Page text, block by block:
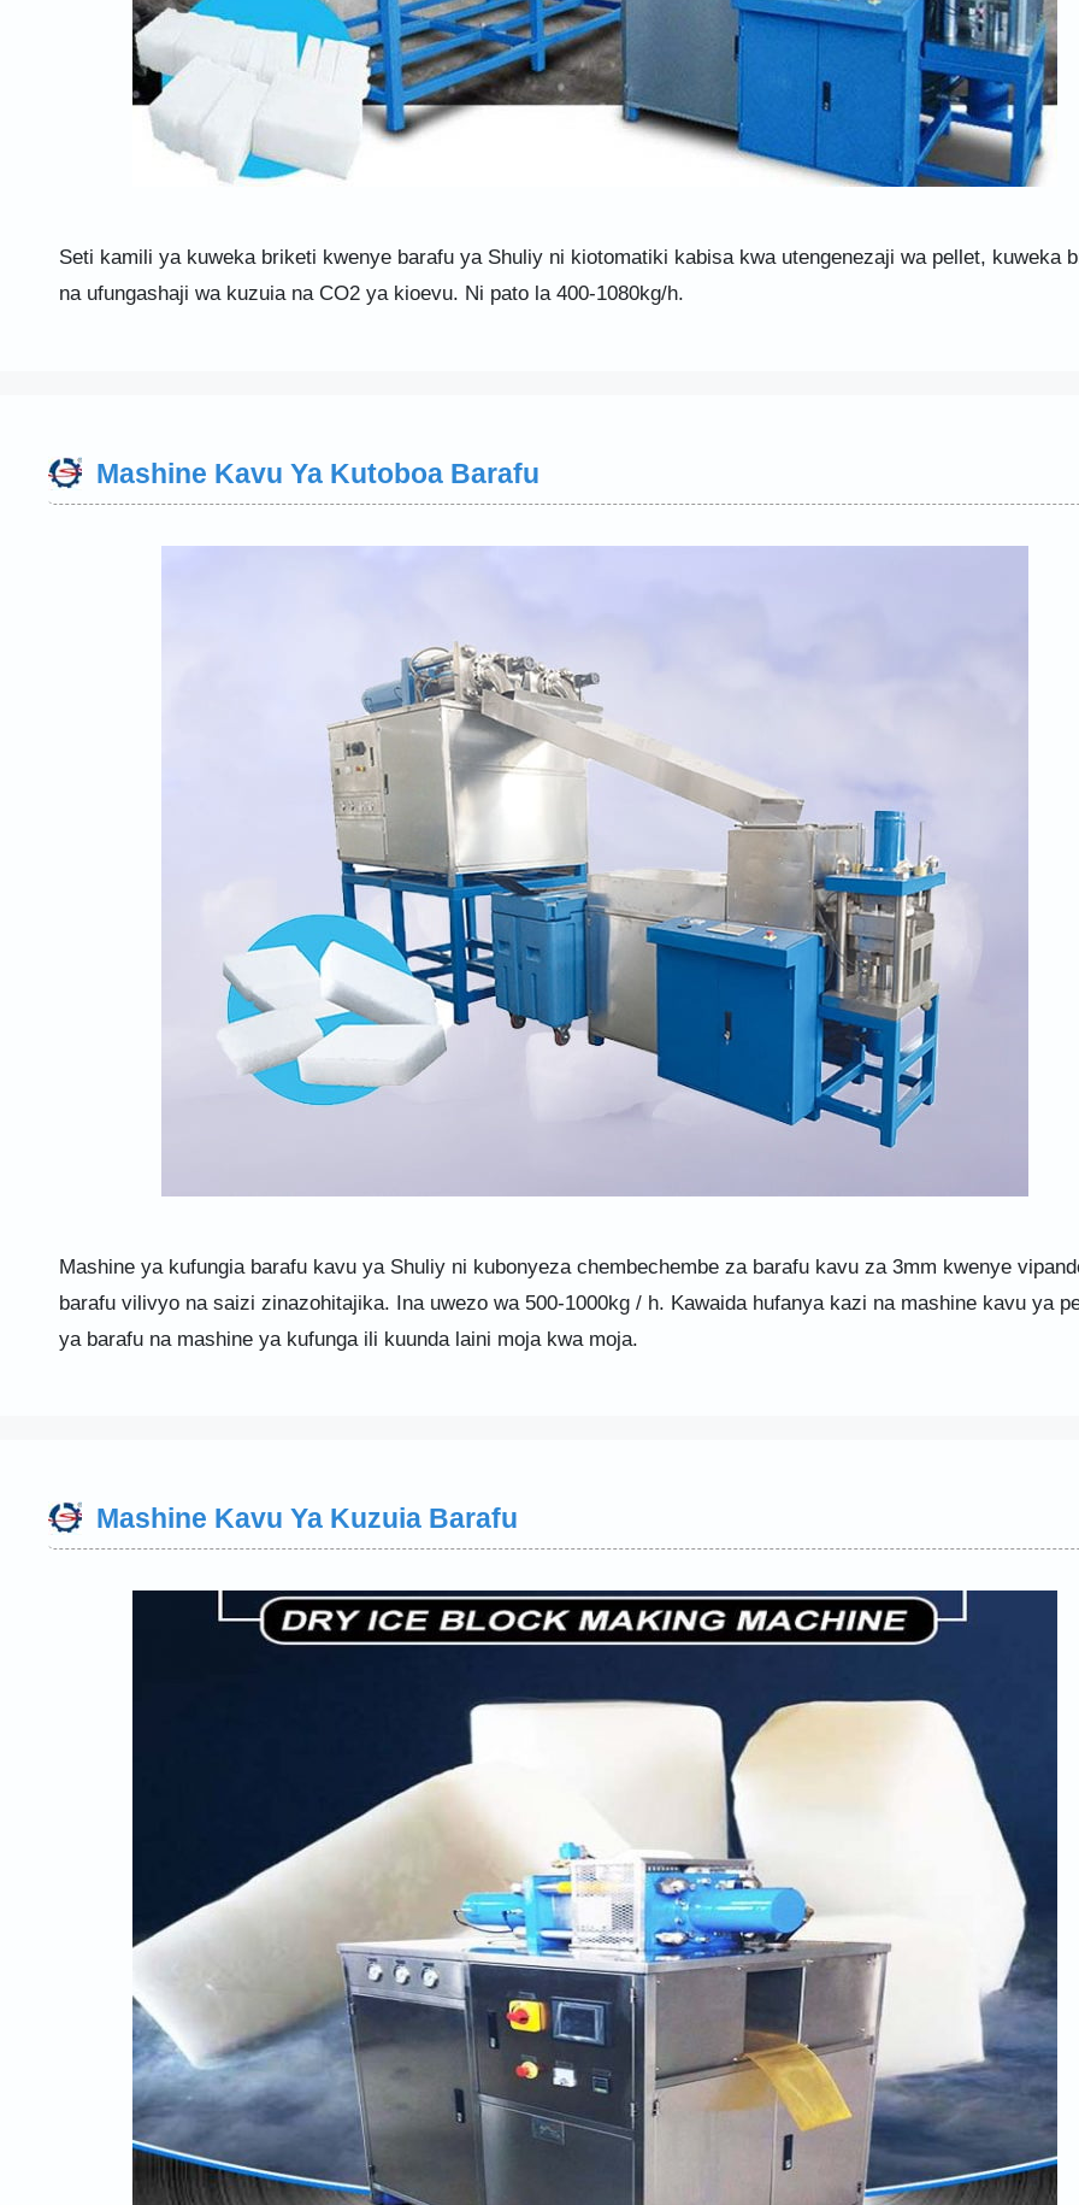
Seti kamili ya kuweka briketi kwenye barafu ya Shuliy ni kiotomatiki kabisa kwa utengenezaji wa pellet, kuweka
na ufungashaji wa kuzuia na CO2 ya kioevu. Ni pato la 400-1080kg/h.
Mashine Kavu Ya Kutoboa Barafu
Mashine ya kufungia barafu kavu ya Shuliy ni kubonyeza chembechembe za barafu kavu za 3mm kwenye
barafu vilivyo na saizi zinazohitajika. Ina uwezo wa 500-1000kg / h. Kawaida hufanya kazi na mashine kavu ya
ya barafu na mashine ya kufunga ili kuunda laini moja kwa moja.
Mashine Kavu Ya Kuzuia Barafu